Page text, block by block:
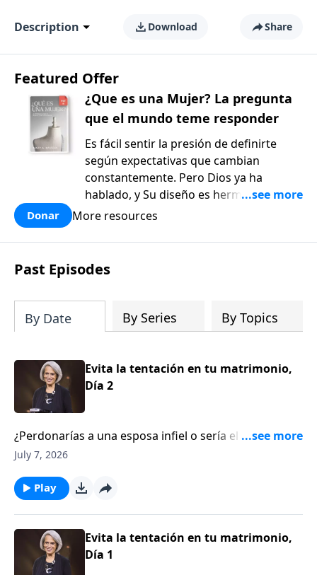
Description Download Share
Featured Offer
¿Que es una Mujer? La pregunta
que el mundo teme responder
Es fácil sentir la presión de definirte
según expectativas que cambian
constantemente. Pero Dios ya ha
hablado, y Su diseño es hermoso y
bueno. ¿Qué es una mujer?: La pregunta
Kassian, es un recurso reflexivo y
fundamentado en la verdad bíblica que
te ayudará a afirmar tu manera de
diseño de Dios con una claridad
renovada.
Donar More resources
Past Episodes
By Date By Series By Topics
Evita la tentación en tu matrimonio,
Día 2
¿Perdonarías a una esposa infiel o sería el adulterio
una razón para divorciarte? Escucharás el testimonio
obró en medio de su dolor. No te pierdas este
edificante episodio de Aviva Nuestros Corazones con
July 7, 2026
Play
Evita la tentación en tu matrimonio,
Día 1